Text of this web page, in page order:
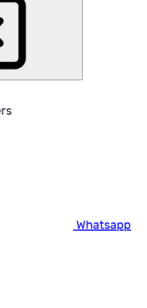
Whatsapp